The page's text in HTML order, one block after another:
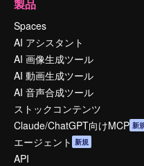
製品
Spaces
AI アシスタント
AI 画像生成ツール
AI 動画生成ツール
AI 音声合成ツール
ストックコンテンツ
Claude/ChatGPT向けMCP 新
エージェント 新規
API